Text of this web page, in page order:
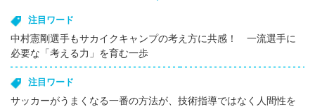
注目ワード
中村憲剛選手もサカイクキャンプの考え方に共感！ 一流選手に
必要な「考える力」を育む一歩
注目ワード
サッカーがうまくなる一番の方法が、技術指導ではなく人間性を